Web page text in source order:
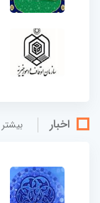
اخبار بيشتر